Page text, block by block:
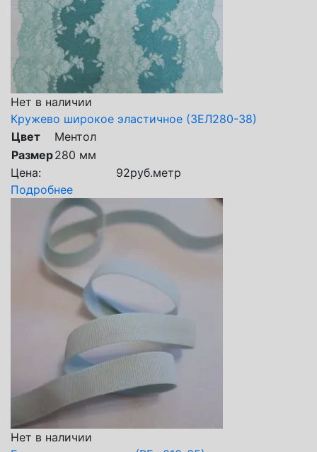
Нет в наличии
Кружево широкое эластичное (ЗЕЛ280-38)
Цвет
Ментол
Размер280 мм
Цена:
92руб.метр
Подробнее
Нет в наличии